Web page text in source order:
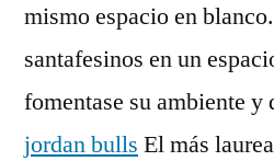
mismo espacio en
santafesinos en un
fomentase su ambiente y
jordan bulls El más